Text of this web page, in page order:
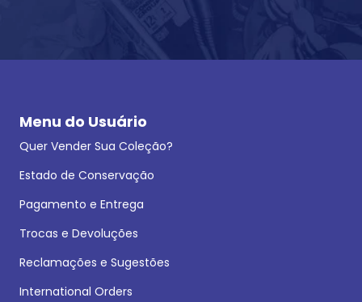
Menu do Usuário
Quer Vender Sua Coleção?
Estado de Conservação
Pagamento e Entrega
Trocas e Devoluções
Reclamações e Sugestões
International Orders